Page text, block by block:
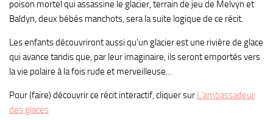
poison mortel qui assassine le glacier, terrain de jeu de Melvyn et
Baldyn, deux bébés manchots, sera la suite logique de ce récit.
Les enfants découvriront aussi qu’un glacier est une rivière de glace
qui avance tandis que, par leur imaginaire, ils seront emportés vers
la vie polaire à la fois rude et merveilleuse…
Pour (faire) découvrir ce récit interactif, cliquer sur L’ambassadeur
des glaces